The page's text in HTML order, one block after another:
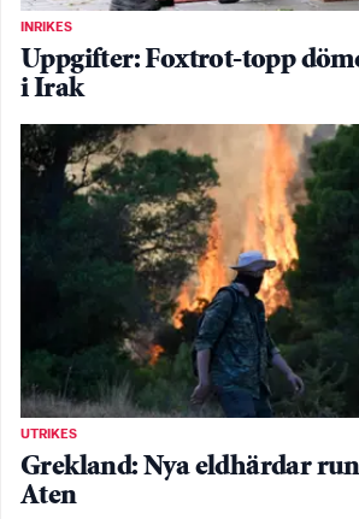
INRIKES
Uppgifter: Foxtrot-topp
i Irak
UTRIKES
Grekland: Nya eldhärdar
Aten